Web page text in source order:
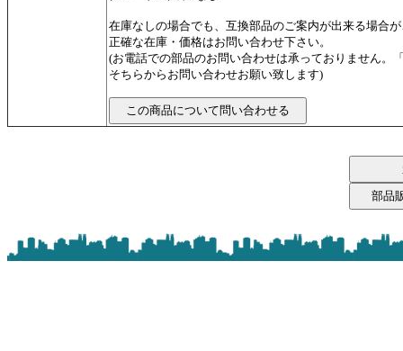
在庫なしの場合でも、互換部品のご案内が出来る場合
正確な在庫・価格はお問い合わせ下さい。
(お電話での部品のお問い合わせは承っておりません。
そちらからお問い合わせお願い致します)